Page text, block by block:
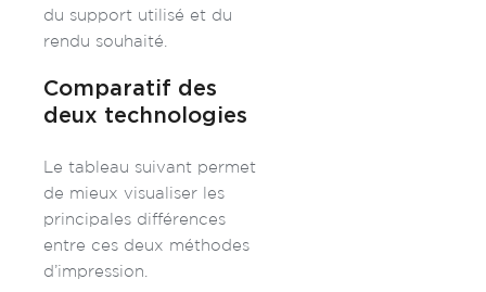
du support utilisé et du
rendu souhaité.
Comparatif des
deux technologies
Le tableau suivant permet
de mieux visualiser les
principales différences
entre ces deux méthodes
d’impression.